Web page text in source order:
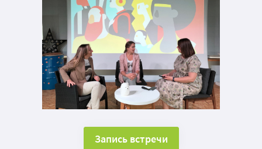
Запись встречи